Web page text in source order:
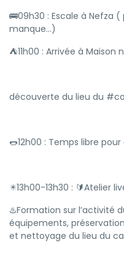
🚌09h30 : Escale à Nefza
manque...)
⛺11h00 : Arrivée à
découverte du lieu du
🌭12h00 : Temps libre
♨️Formation sur l’activité
équipements,
et nettoyage du lieu du